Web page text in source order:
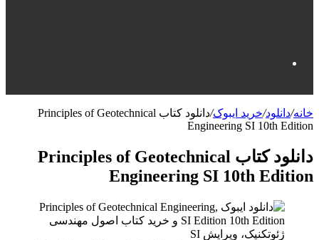
برای
خانه/دانلود/خرید ایبوک/
دانلود کتاب Principles of Geotechnical
Engineering SI 10th Edition
دانلود کتاب Principles of Geotechnical
Engineering SI 10th Edition